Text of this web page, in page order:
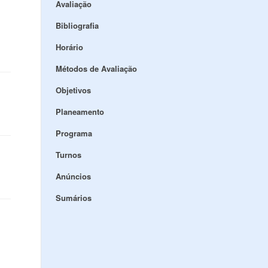
Avaliação
Bibliografia
Horário
Métodos de Avaliação
Objetivos
Planeamento
Programa
Turnos
Anúncios
Sumários